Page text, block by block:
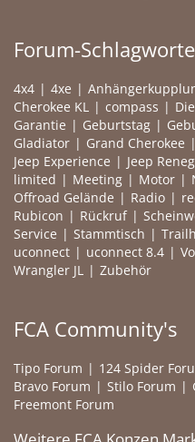
Forum-Schlagworte
4x4 4xe
Cherokee KL
compass
Garantie
Geburtstag
Gladiator
Grand Cherokee
Jeep Experience
Jeep
limited
Meeting Motor
Offroad Gelände
Radio
Rubicon
Rückruf
Service
Stammtisch
uconnect
uconnect 8.4
Wrangler JL
Zubehör
FCA Community's
Tipo Forum 124 Spider
Bravo Forum
Stilo Forum
Freemont Forum